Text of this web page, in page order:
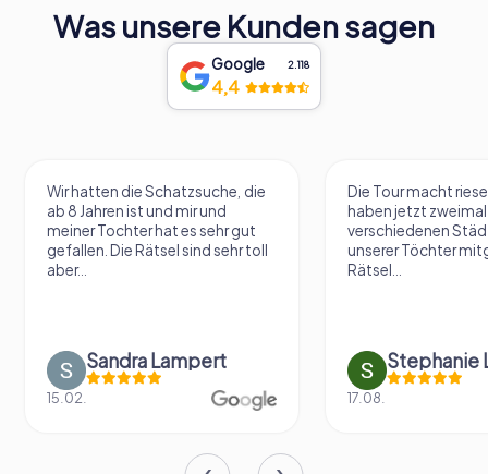
Was unsere Kunden sagen
Google 2.118
4,4
Wir hatten die Schatzsuche, die
ab 8 Jahren ist und mir und
meiner Tochter hat es sehr gut
gefallen. Die Rätsel sind sehr toll
aber...
Sandra Lampert
15.02.
Die Tour macht
haben jetzt zweimal
verschiedenen
unserer Töchter
Rätsel...
Stephanie
17.08.